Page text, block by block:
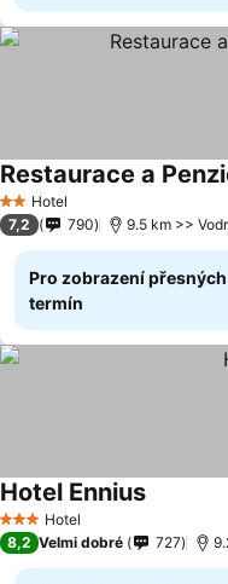
2 Počet hvězdiček
Hotel
Restaurace a
7,2 790 9.5 km >>
Pro zobrazení
termín
3 Počet hvězdiček
Hotel
Hotel Ennius
8,2 Velmi dobré 727